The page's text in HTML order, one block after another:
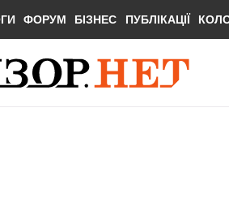
ФОРУМ БІЗНЕС ПУБЛІКАЦІЇ